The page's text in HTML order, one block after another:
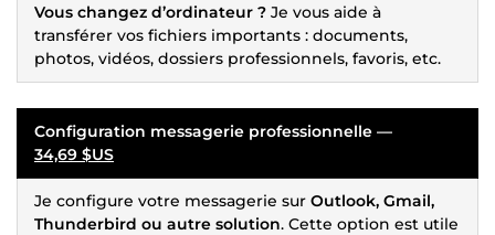
Vous changez d’ordinateur ? Je vous aide à
transférer vos fichiers importants : documents,
photos, vidéos, dossiers professionnels, favoris, etc.
Configuration messagerie professionnelle —
34,69 $US
Je configure votre messagerie sur Outlook, Gmail,
Thunderbird ou autre solution. Cette option est utile